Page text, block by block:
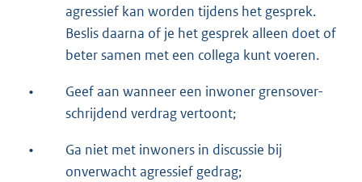
agressief kan worden tijdens het gesprek.
Beslis daarna of je het gesprek alleen doet of
beter samen met een collega kunt voeren.
•
Geef aan wanneer een inwoner grensover-
schrijdend verdrag vertoont;
•
Ga niet met inwoners in discussie bij
onverwacht agressief gedrag;